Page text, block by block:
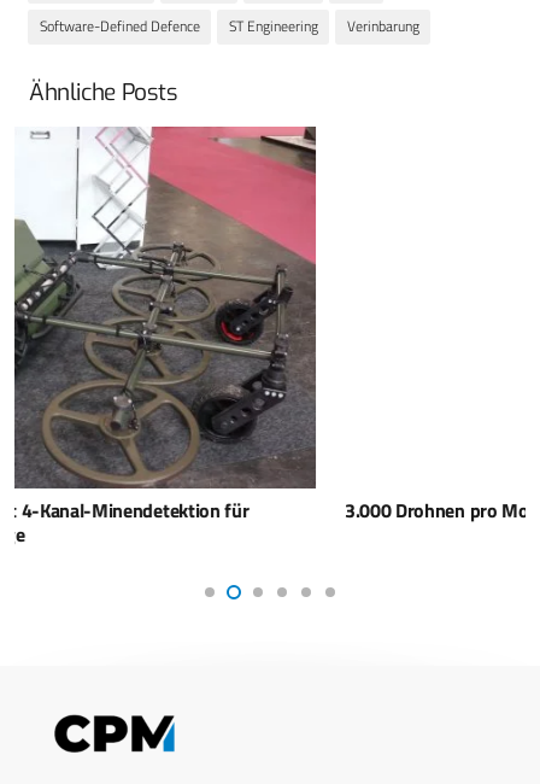
Software-Defined Defence
ST Engineering Verinbarung
Ähnliche Posts
3.000 Drohnen pro Monat – TYTAN skaliert in Bayern